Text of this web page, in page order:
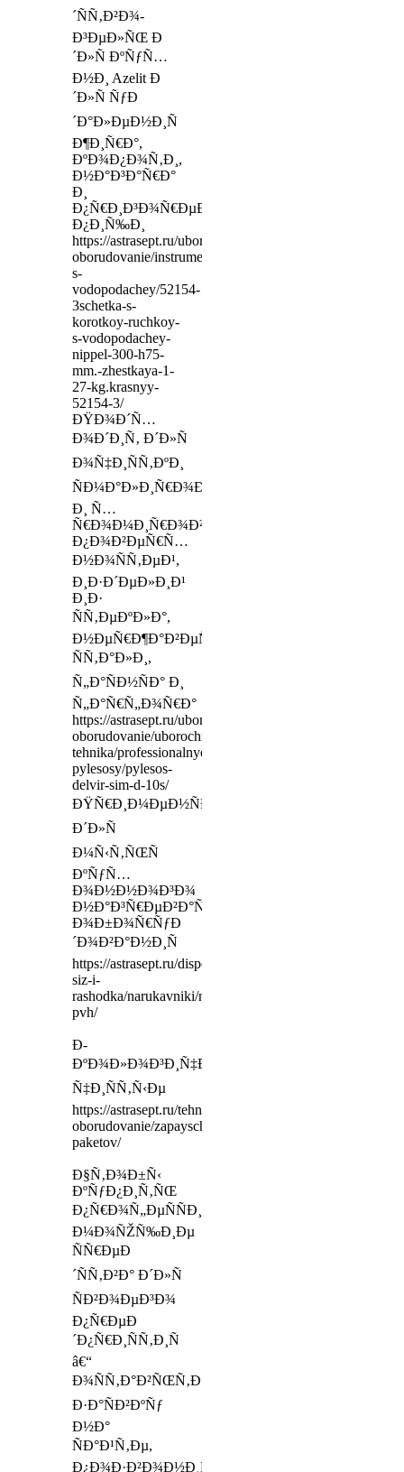
´ÑÑ‚Ð²Ð¾-
Ð³ÐµÐ»ÑŒ Ð
´Ð»Ñ ÐºÑƒÑ…
Ð½Ð¸ Azelit Ð
´Ð»Ñ ÑƒÐ
´Ð°Ð»ÐµÐ½Ð¸Ñ
Ð¶Ð¸Ñ€Ð°,
ÐºÐ¾Ð¿Ð¾Ñ‚Ð¸,
Ð½Ð°Ð³Ð°Ñ€Ð°
Ð¸
Ð¿Ñ€Ð¸Ð³Ð¾Ñ€ÐµÐ²ÑˆÐµÐ¹
Ð¿Ð¸Ñ‰Ð¸
https://astrasept.ru/uborochnoe-
oborudovanie/instrument-
s-
vodopodachey/52154-
3schetka-s-
korotkoy-ruchkoy-
s-vodopodachey-
nippel-300-h75-
mm.-zhestkaya-1-
27-kg.krasnyy-
52154-3/
ÐŸÐ¾Ð´Ñ…
Ð¾Ð´Ð¸Ñ‚ Ð´Ð»Ñ
Ð¾Ñ‡Ð¸ÑÑ‚ÐºÐ¸
ÑÐ¼Ð°Ð»Ð¸Ñ€Ð¾Ð²Ð°Ð½Ð½Ñ‹Ñ…
Ð¸ Ñ…
Ñ€Ð¾Ð¼Ð¸Ñ€Ð¾Ð²Ð°Ð½Ð½Ñ‹Ñ…
Ð¿Ð¾Ð²ÐµÑ€Ñ…
Ð½Ð¾ÑÑ‚ÐµÐ¹,
Ð¸Ð·Ð´ÐµÐ»Ð¸Ð¹
Ð¸Ð·
ÑÑ‚ÐµÐºÐ»Ð°,
Ð½ÐµÑ€Ð¶Ð°Ð²ÐµÑŽÑ‰ÐµÐ¹
ÑÑ‚Ð°Ð»Ð¸,
Ñ„Ð°ÑÐ½ÑÐ° Ð¸
Ñ„Ð°Ñ€Ñ„Ð¾Ñ€Ð°
https://astrasept.ru/uborochnoe-
oborudovanie/uborochnaya-
tehnika/professionalnye-
pylesosy/pylesos-
delvir-sim-d-10s/
ÐŸÑ€Ð¸Ð¼ÐµÐ½ÑÐµÑ‚ÑÑ
Ð´Ð»Ñ
Ð¼Ñ‹Ñ‚ÑŒÑ
ÐºÑƒÑ…
Ð¾Ð½Ð½Ð¾Ð³Ð¾
Ð½Ð°Ð³Ñ€ÐµÐ²Ð°Ñ‚ÐµÐ»ÑŒÐ½Ð¾Ð³Ð¾
Ð¾Ð±Ð¾Ñ€ÑƒÐ
´Ð¾Ð²Ð°Ð½Ð¸Ñ
https://astrasept.ru/dispensery-
siz-i-
rashodka/narukavniki/narukavnik-
pvh/
Ð­
ÐºÐ¾Ð»Ð¾Ð³Ð¸Ñ‡ÐµÑÐºÐ¸-
Ñ‡Ð¸ÑÑ‚Ñ‹Ðµ
https://astrasept.ru/tehnologicheskoe-
oborudovanie/zapayschiki-
paketov/
Ð§Ñ‚Ð¾Ð±Ñ‹
ÐºÑƒÐ¿Ð¸Ñ‚ÑŒ
Ð¿Ñ€Ð¾Ñ„ÐµÑÑÐ¸Ð¾Ð½Ð°Ð»ÑŒÐ½Ñ‹Ðµ
Ð¼Ð¾ÑŽÑ‰Ð¸Ðµ
ÑÑ€ÐµÐ
´ÑÑ‚Ð²Ð° Ð´Ð»Ñ
ÑÐ²Ð¾ÐµÐ³Ð¾
Ð¿Ñ€ÐµÐ
´Ð¿Ñ€Ð¸ÑÑ‚Ð¸Ñ
â€“
Ð¾ÑÑ‚Ð°Ð²ÑŒÑ‚Ðµ
Ð·Ð°ÑÐ²ÐºÑƒ
Ð½Ð°
ÑÐ°Ð¹Ñ‚Ðµ,
Ð¿Ð¾Ð·Ð²Ð¾Ð½Ð¸Ñ‚Ðµ